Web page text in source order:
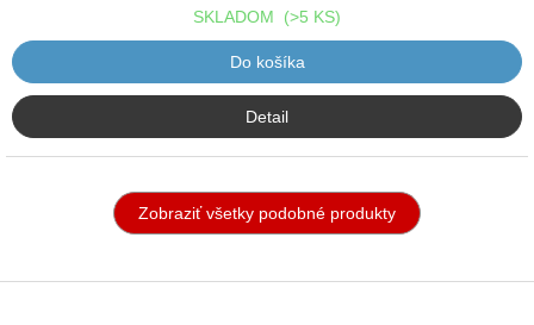
SKLADOM (>5 KS)
Do košíka
Detail
Zobraziť všetky podobné produkty